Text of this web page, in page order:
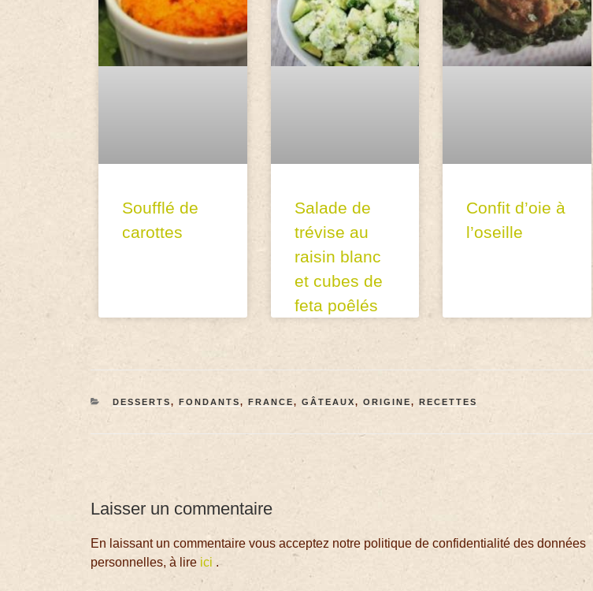
Soufflé de
carottes
Salade de
trévise au
raisin blanc
et cubes de
feta poêlés
Confit d’oie à
l’oseille
DESSERTS, FONDANTS, FRANCE, GÂTEAUX, ORIGINE, RECETTES
Laisser un commentaire
En laissant un commentaire vous acceptez notre politique de confidentialité des données
personnelles, à lire ici .